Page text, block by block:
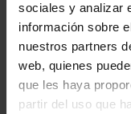
sociales y analizar
información sobre
nuestros partners
web, quienes
que les haya
partir del uso que
Documentación
Ficha de
Ficha de